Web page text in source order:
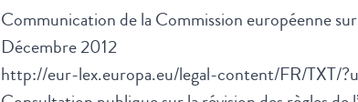
Communication de la Commission européenne
Décembre 2012
http://eur-lex.europa.eu/legal-content/FR/TXT/